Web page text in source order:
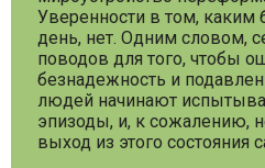
Уверенности в том, каким
день, нет. Одним словом,
поводов для того, чтобы
безнадежность и
людей начинают
эпизоды, и, к сожалению,
выход из этого состояния